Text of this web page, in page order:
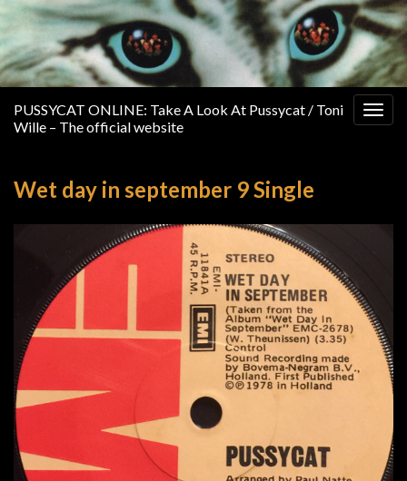
PUSSYCAT ONLINE: Take A Look At Pussycat / Toni
Wille – The official website
Wet day in september 9 Single